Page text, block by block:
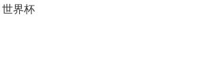
世界杯